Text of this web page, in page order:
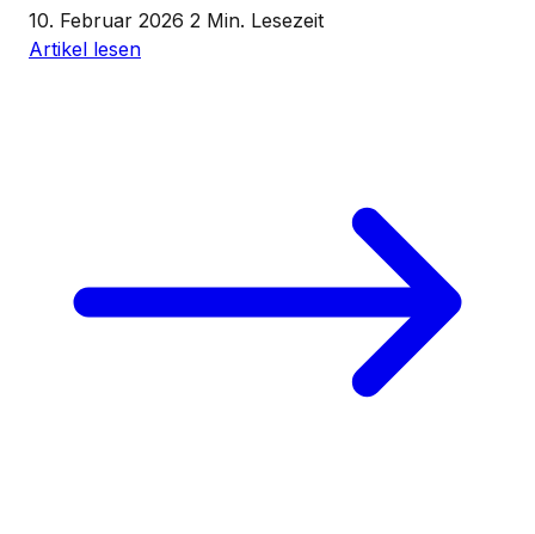
10. Februar 2026 2 Min. Lesezeit
Artikel lesen